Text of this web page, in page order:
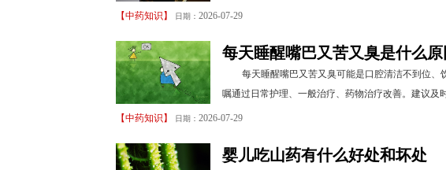
【中药知识 】 日期： 2026-07-29
每天睡醒嘴巴又苦又臭是什么原
每天睡醒嘴巴又苦又臭可能是口腔清洁不到位
嘱通过日常护理、一般治疗、药物治疗改善。建议及
【中药知识 】 日期： 2026-07-29
婴儿吃山药有什么好处和坏处